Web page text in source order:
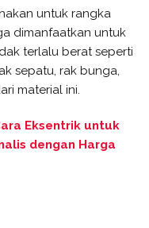
untuk rangka
dimanfaatkan untuk
terlalu berat seperti
sepatu, rak bunga,
material ini.
Eksentrik untuk
dengan Harga